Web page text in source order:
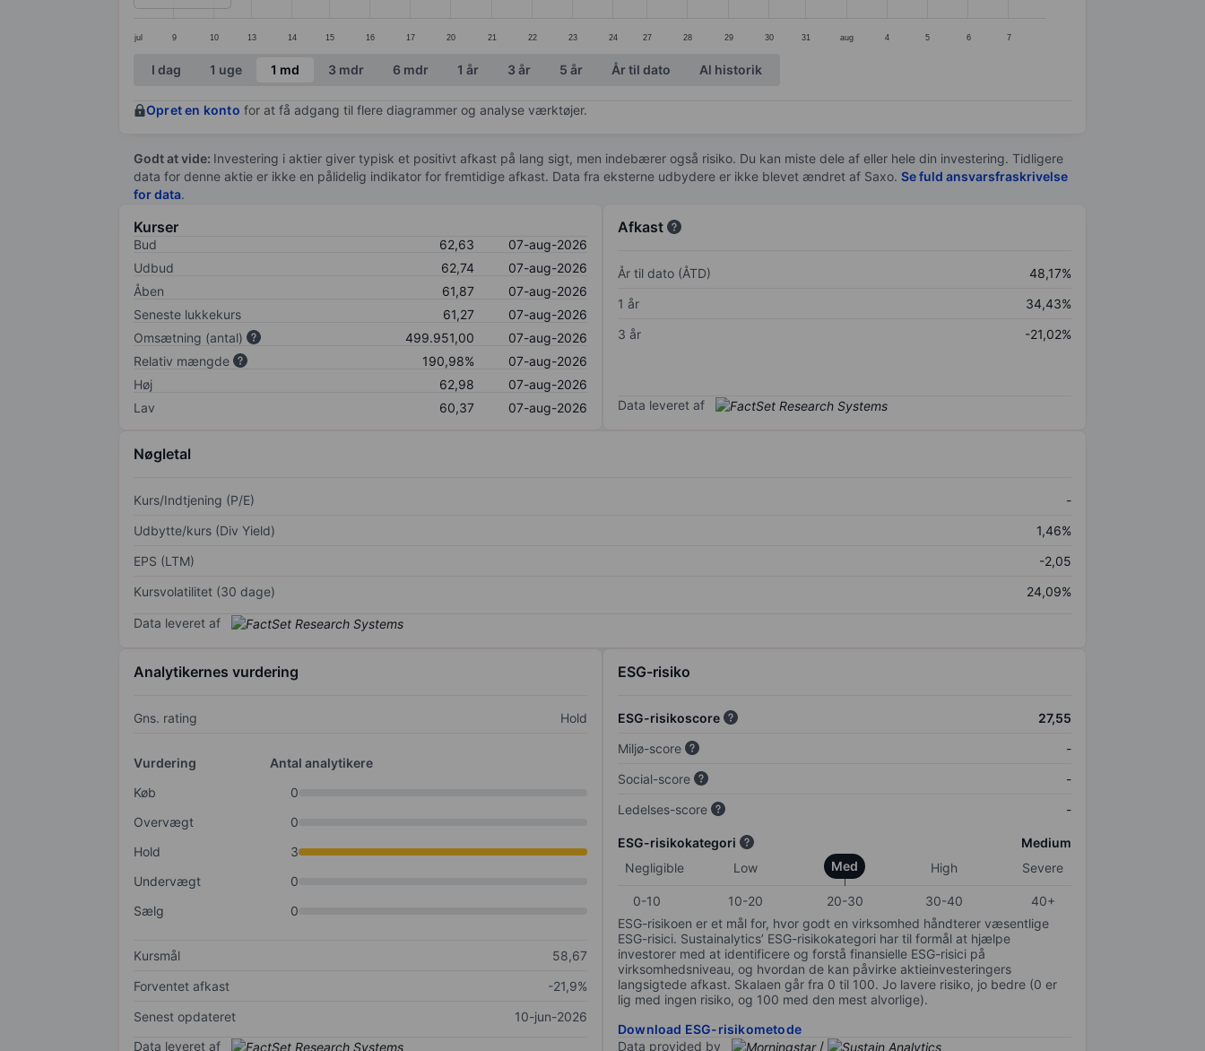
jul 9 10 13 14 15 16 17 20 21 22 23 24 27 28 29 30 31 aug 4 5 6 7
End of interactive chart.
I dag 1 uge 1 md 3 mdr 6 mdr 1 år 3 år 5 år År til dato Al historik
Opret en konto for at få adgang til flere diagrammer og analyse værktøjer.
Godt at vide: Investering i aktier giver typisk et positivt afkast på lang sigt, men indebærer også risiko. Du kan miste dele af eller hele din investering. Tidligere
data for denne aktie er ikke en pålidelig indikator for fremtidige afkast. Data fra eksterne udbydere er ikke blevet ændret af Saxo. Se fuld ansvarsfraskrivelse
for data.
Kurser
Bud 62,63
07-aug-2026
Udbud
62,74
07-aug-2026
Åben
61,87
07-aug-2026
Seneste lukkekurs
61,27
07-aug-2026
Omsætning (antal)
499.951,00
07-aug-2026
Relativ mængde
190,98%
07-aug-2026
Høj
62,98
07-aug-2026
Lav
60,37 07-aug-2026
Afkast
År til dato (ÅTD)
48,17%
1 år
34,43%
3 år
-21,02%
Data leveret af
Nøgletal
Kurs/Indtjening (P/E)
-
Udbytte/kurs (Div Yield)
1,46%
EPS (LTM)
-2,05
Kursvolatilitet (30 dage)
24,09%
Data leveret af
Analytikernes vurdering
Gns. rating Hold
Vurdering
Antal analytikere
Køb
0
Overvægt
0
Hold
3
Undervægt
0
Sælg
0
Kursmål
58,67
Forventet afkast
-21,9%
Senest opdateret
10-jun-2026
Data leveret af
ESG-risiko
ESG-risikoscore
27,55
Miljø-score
-
Social-score
-
Ledelses-score
-
ESG-risikokategori
Medium
Negligible
Low Med High Severe
0-10 10-20 20-30 30-40
40+
ESG-risikoen er et mål for, hvor godt en virksomhed håndterer væsentlige
ESG-risici. Sustainalytics’ ESG-risikokategori har til formål at hjælpe
investorer med at identificere og forstå finansielle ESG-risici på
virksomhedsniveau, og hvordan de kan påvirke aktieinvesteringers
langsigtede afkast. Skalaen går fra 0 til 100. Jo lavere risiko, jo bedre (0 er
lig med ingen risiko, og 100 med den mest alvorlige).
Download ESG-risikometode
Data provided by
/